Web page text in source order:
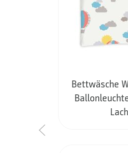
Bettwäsche